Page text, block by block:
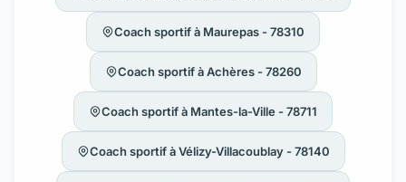
Coach sportif à Maurepas - 78310
Coach sportif à Achères - 78260
Coach sportif à Mantes-la-Ville - 78711
Coach sportif à Vélizy-Villacoublay - 78140